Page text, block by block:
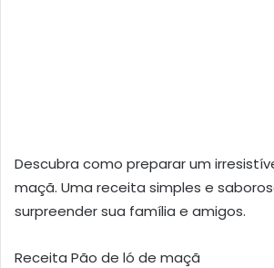
Descubra como preparar um
maçã. Uma receita simples e
surpreender sua família e amigos.
Receita Pão de ló de maçã